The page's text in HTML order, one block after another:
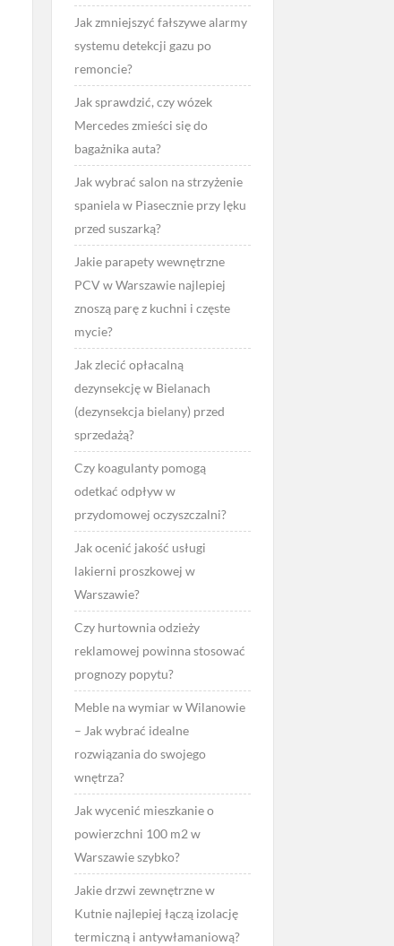
Jak zmniejszyć fałszywe alarmy
systemu detekcji gazu po
remoncie?
Jak sprawdzić, czy wózek
Mercedes zmieści się do
bagażnika auta?
Jak wybrać salon na strzyżenie
spaniela w Piasecznie przy lęku
przed suszarką?
Jakie parapety wewnętrzne
PCV w Warszawie najlepiej
znoszą parę z kuchni i częste
mycie?
Jak zlecić opłacalną
dezynsekcję w Bielanach
(dezynsekcja bielany) przed
sprzedażą?
Czy koagulanty pomogą
odetkać odpływ w
przydomowej oczyszczalni?
Jak ocenić jakość usługi
lakierni proszkowej w
Warszawie?
Czy hurtownia odzieży
reklamowej powinna stosować
prognozy popytu?
Meble na wymiar w Wilanowie
– Jak wybrać idealne
rozwiązania do swojego
wnętrza?
Jak wycenić mieszkanie o
powierzchni 100 m2 w
Warszawie szybko?
Jakie drzwi zewnętrzne w
Kutnie najlepiej łączą izolację
termiczną i antywłamaniową?